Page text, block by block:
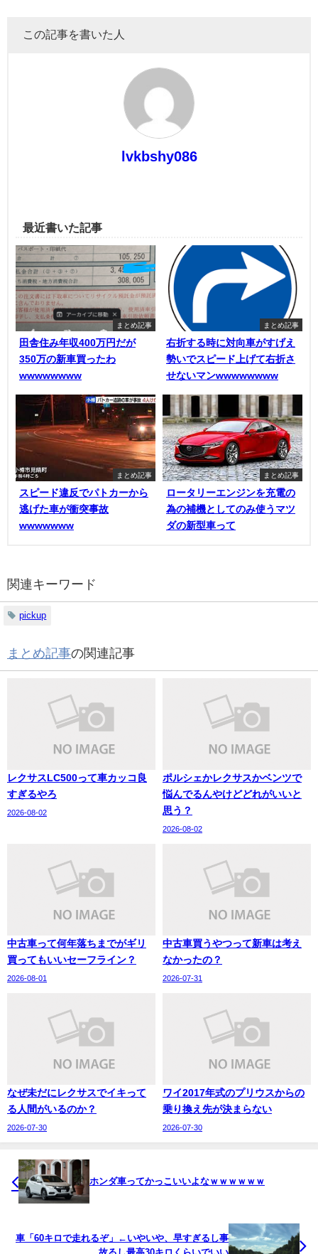
この記事を書いた人
lvkbshy086
最近書いた記事
まとめ記事
田舎住み年収400万円だが
350万の新車買ったわ
wwwwwwww
まとめ記事
右折する時に対向車がすげえ
勢いでスピード上げて右折さ
せないマンwwwwwwww
まとめ記事
スピード違反でパトカーから
逃げた車が衝突事故
wwwwwww
まとめ記事
ロータリーエンジンを充電の
為の補機としてのみ使うマツ
ダの新型車って
関連キーワード
pickup
まとめ記事の関連記事
レクサスLC500って車カッコ良
すぎるやろ
2026-08-02
ポルシェかレクサスかベンツで
悩んでるんやけどどれがいいと
思う？
2026-08-02
中古車って何年落ちまでがギリ
買ってもいいセーフライン？
2026-08-01
中古車買うやつって新車は考え
なかったの？
2026-07-31
なぜ未だにレクサスでイキって
る人間がいるのか？
2026-07-30
ワイ2017年式のプリウスからの
乗り換え先が決まらない
2026-07-30
ホンダ車ってかっこいいよなｗｗｗｗｗｗ
車「60キロで走れるぞ」←いやいや、早すぎるし事